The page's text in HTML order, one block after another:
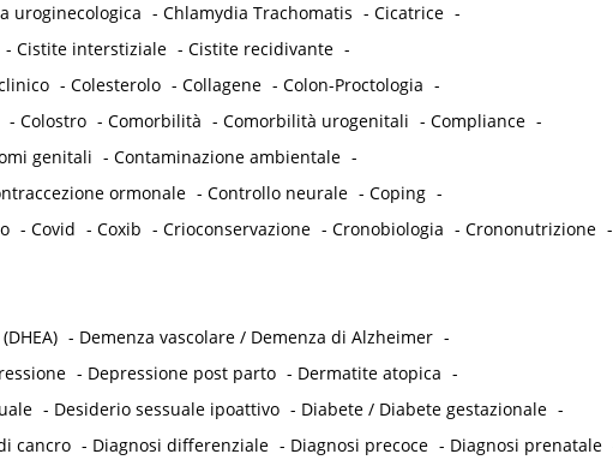
uroginecologica - Chlamydia Trachomatis - Cicatrice -
- Cistite interstiziale - Cistite recidivante -
- Colesterolo - Collagene - Colon-Proctologia -
- Colostro - Comorbilità - Comorbilità urogenitali - Compliance -
genitali - Contaminazione ambientale -
ormonale - Controllo neurale - Coping -
- Covid - Coxib - Crioconservazione - Cronobiologia - Crononutrizione -
- Demenza vascolare / Demenza di Alzheimer -
- Depressione post parto - Dermatite atopica -
- Desiderio sessuale ipoattivo - Diabete / Diabete gestazionale -
cancro - Diagnosi differenziale - Diagnosi precoce - Diagnosi prenatale